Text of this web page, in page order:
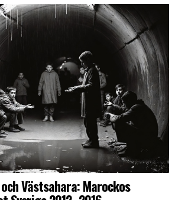
Västsahara: Marockos